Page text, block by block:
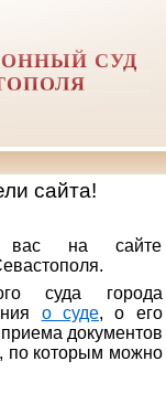
СУД
сайта!
вас на сайте
суда города
о суде, о его
документов
по которым можно